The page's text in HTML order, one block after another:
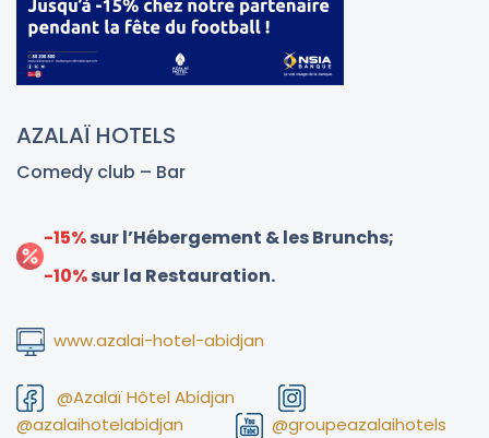
AZALAÏ HOTELS
Comedy club – Bar
-15%sur l’Hébergement & les Brunchs;
-10%sur la Restauration.
www.azalai-hotel-abidjan
@Azalaï Hôtel Abidjan
@azalaihotelabidjan
@groupeazalaihotels